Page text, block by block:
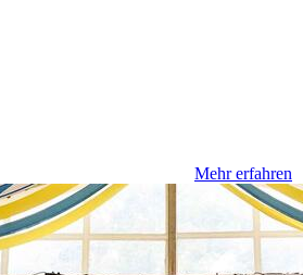
Mehr erfahren